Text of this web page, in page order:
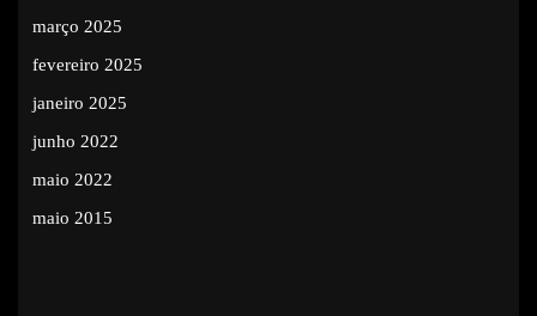
março 2025
fevereiro 2025
janeiro 2025
junho 2022
maio 2022
maio 2015